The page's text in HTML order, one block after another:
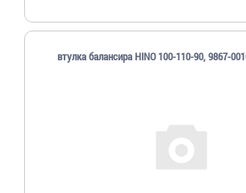
втулка балансира HINO 100-110-90, 9867-